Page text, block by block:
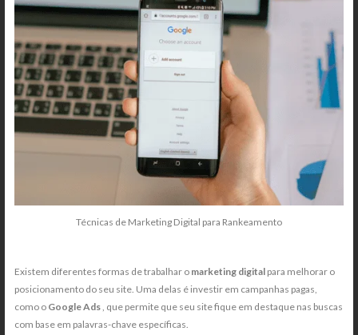
Técnicas de Marketing Digital para Rankeamento
Existem diferentes formas de trabalhar o marketing digital para melhorar o
posicionamento do seu site. Uma delas é investir em campanhas pagas,
como o Google Ads, que permite que seu site fique em destaque nas buscas
com base em palavras-chave específicas.